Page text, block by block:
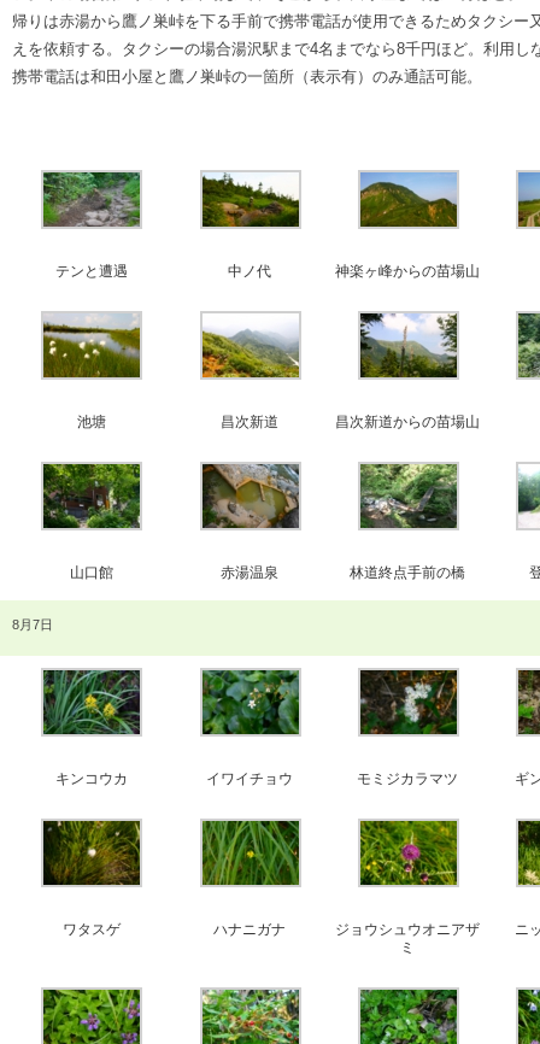
帰りは赤湯から鷹ノ巣峠を下る手前で携帯電話が使用できるためタクシー
えを依頼する。タクシーの場合湯沢駅まで4名までなら8千円ほど。利用し
携帯電話は和田小屋と鷹ノ巣峠の一箇所（表示有）のみ通話可能。
テンと遭遇 中ノ代 神楽ヶ峰からの苗場山
池塘 昌次新道 昌次新道からの苗場山
山口館 赤湯温泉 林道終点手前の橋
8月7日
キンコウカ イワイチョウ モミジカラマツ ギ
ワタスゲ ハナニガナ
ジョウシュウオニアザ
ミ
ニ